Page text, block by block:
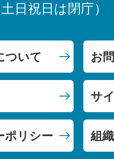
土日祝日は閉庁）
ついて お
サ
ポリシー 組